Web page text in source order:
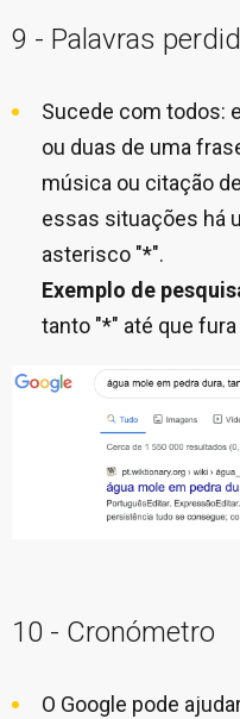
9 - Palavras
Sucede com todos:
ou duas de uma
música ou citação
essas situações há
asterisco "*".
Exemplo de
tanto "*" até que fura
10 - Cronómetro
O Google pode